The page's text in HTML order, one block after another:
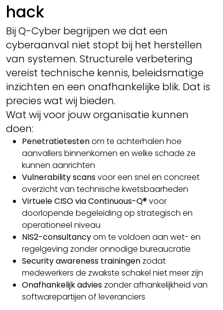
hack
Bij Q-Cyber begrijpen we dat een
cyberaanval niet stopt bij het herstellen
van systemen. Structurele verbetering
vereist technische kennis, beleidsmatige
inzichten en een onafhankelijke blik. Dat is
precies wat wij bieden.
Wat wij voor jouw organisatie kunnen
doen:
Penetratietestenom te achterhalen hoe
aanvallers binnenkomen en welke schade ze
kunnen aanrichten
Vulnerability scansvoor een snel en concreet
overzicht van technische kwetsbaarheden
Virtuele CISO via Continuous-Q®voor
doorlopende begeleiding op strategisch en
operationeel niveau
NIS2-consultancyom te voldoen aan wet- en
regelgeving zonder onnodige bureaucratie
Security awareness trainingen zodat
medewerkers de zwakste schakel niet meer zijn
Onafhankelijk advies zonder afhankelijkheid van
softwarepartijen of leveranciers